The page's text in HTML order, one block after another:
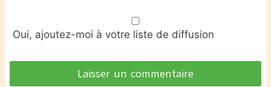
Oui, ajoutez-moi à votre liste de diffusion